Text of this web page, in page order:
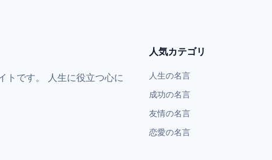
トです。 人生に役立つ心に
人気カテゴリ
人生の名言
成功の名言
友情の名言
恋愛の名言